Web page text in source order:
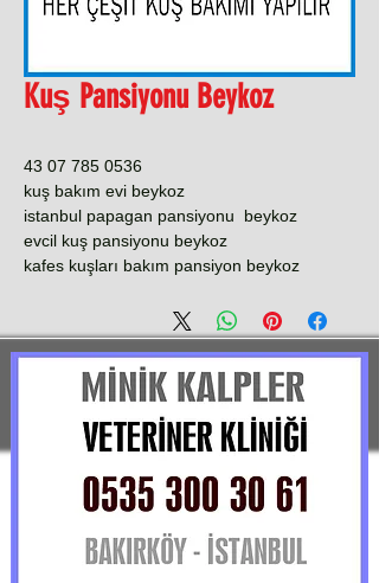
Kuş Pansiyonu Beykoz
0536 785 07 43
kuş bakım evi beykoz
istanbul papagan pansiyonu beykoz
evcil kuş pansiyonu beykoz
kafes kuşları bakım pansiyon beykoz